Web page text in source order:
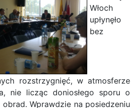
Włoch
upłynęło
bez
rozstrzygnięć, w atmosferze
nie licząc doniosłego sporu o
Wprawdzie na posiedzeniu